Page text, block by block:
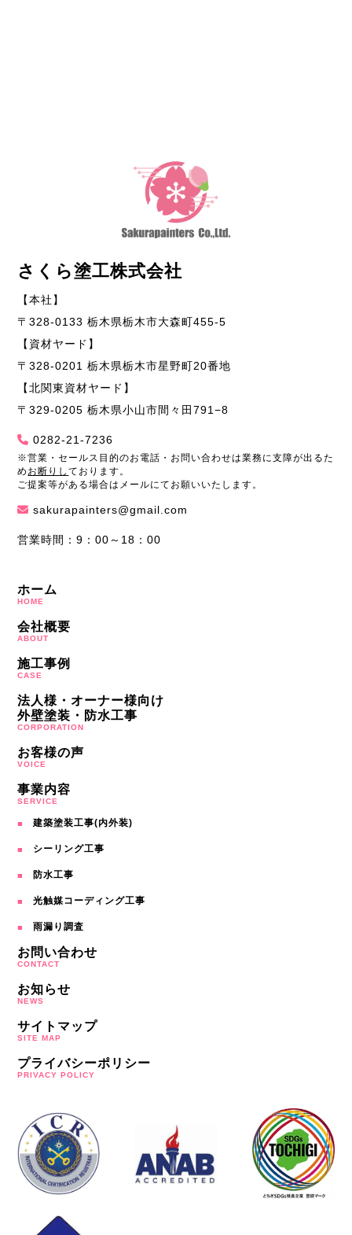
さくら塗工株式会社
【本社】
〒328-0133 栃木県栃木市大森町455-5
【資材ヤード】
〒328-0201 栃木県栃木市星野町20番地
【北関東資材ヤード】
〒329-0205 栃木県小山市間々田791−8
0282-21-7236
※営業・セールス目的のお電話・お問い合わせは業務に支障が出るた
め お断りしております。
ご提案等がある場合はメールにてお願いいたします。
sakurapainters@gmail.com
営業時間：9：00～18：00
ホーム
HOME
会社概要
ABOUT
施工事例
CASE
法人様・オーナー様向け
外壁塗装・防水工事
CORPORATION
お客様の声
VOICE
事業内容
SERVICE
建築塗装工事(内外装)
シーリング工事
防水工事
光触媒コーディング工事
雨漏り調査
お問い合わせ
CONTACT
お知らせ
NEWS
サイトマップ
SITE MAP
プライバシーポリシー
PRIVACY POLICY